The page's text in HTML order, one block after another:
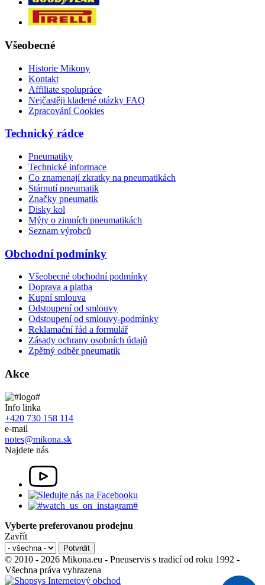
Všeobecné
Historie Mikony
Kontakt
Affiliate spolupráce
Nejčastěji kladené otázky FAQ
Zpracování Cookies
Technický rádce
Pneumatiky
Technické informace
Co znamenají zkratky na pneumatikách
Stárnutí pneumatik
Značky pneumatik
Disky kol
Mýty o zimních pneumatikách
Seznam výrobců
Obchodní podmínky
Všeobecné obchodní podmínky
Doprava a platba
Kupní smlouva
Odstoupení od smlouvy
Odstoupení od smlouvy-podmínky
Reklamační řád a formulář
Zásady ochrany osobních údajů
Zpětný odběr pneumatik
Akce
Info linka
+420 730 158 114
e-mail
notes@mikona.sk
Najdete nás
Vyberte preferovanou prodejnu
Zavřít
© 2010 - 2026 Mikona.eu - Pneuservis s tradicí od roku 1992 -
Všechna práva vyhrazena